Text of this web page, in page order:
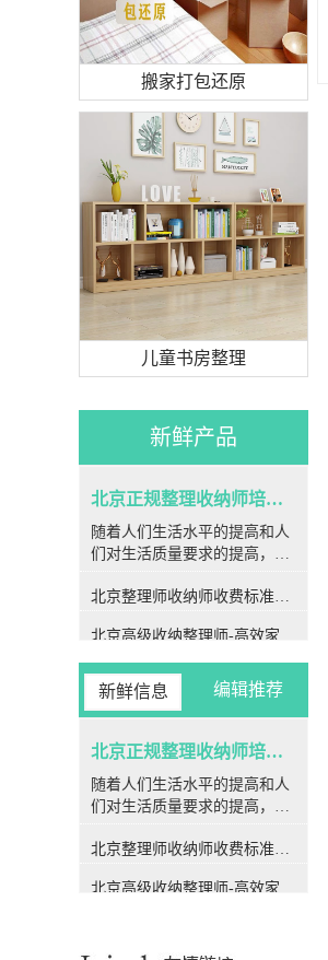
搬家打包还原
儿童书房整理
新鲜产品
北京正规整理收纳师培训班-北京专业整理收纳师培训课程
随着人们生活水平的提高和人
们对生活质量要求的提高，收
重视。在北京这个快节奏的城
训来整理和收纳专业技能，提
高生活质量或拓展个人发展方
向。因此，“北京可靠收纳师培
训班”应运而生，为有兴趣成为
统的培训课程内容。技术专业
课程设置，全面提高技能北京
技术专业整理收纳师学习培训
课程涵盖了整理收纳的方方面
面。从基础知识到实际操作方
法，学生可以系统地学习空间
布局、物品分类、衣柜整理等
北京整理师收纳师收费标准较新-北京专业整理师服务收费标准详解
北京收纳师培训机构哪家好-北京哪家收纳师培训机构课程质量高
北京收纳师收费合理吗-北京专业收纳师服务收费标准详解
整理收纳师赚钱吗-成为一名整理收纳师的收入前景分析
新鲜信息 编辑推荐
北京正规整理收纳师培训班-北京专业整理收纳师培训课程
随着人们生活水平的提高和人
们对生活质量要求的提高，收
重视。在北京这个快节奏的城
训来整理和收纳专业技能，提
北京整理师收纳师收费标准较新-北京专业整理师服务收费标准详解